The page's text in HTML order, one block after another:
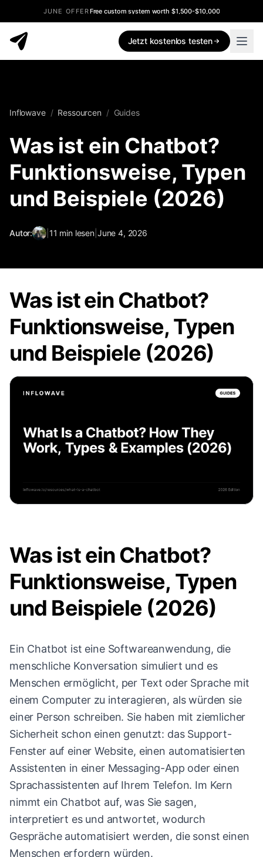
JUNE OFFERFree custom system worth $1,500-$10,000
Jetzt kostenlos testen
Inflowave / Ressourcen / Guides
Was ist ein Chatbot?
Funktionsweise, Typen
und Beispiele (2026)
Autor: 11 min lesen| June 4, 2026
Was ist ein Chatbot?
Funktionsweise, Typen
und Beispiele (2026)
Was ist ein Chatbot?
Funktionsweise, Typen
und Beispiele (2026)
Ein Chatbot ist eine Softwareanwendung, die
menschliche Konversation simuliert und es
Menschen ermöglicht, per Text oder Sprache mit
einem Computer zu interagieren, als würden sie
einer Person schreiben. Sie haben mit ziemlicher
Sicherheit schon einen genutzt: das Support-
Fenster auf einer Website, einen automatisierten
Assistenten in einer Messaging-App oder einen
Sprachassistenten auf Ihrem Telefon. Im Kern
nimmt ein Chatbot auf, was Sie sagen,
interpretiert es und antwortet, wodurch
Gespräche automatisiert werden, die sonst einen
Menschen erfordern würden.